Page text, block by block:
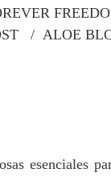
/ ALOE
esenciales